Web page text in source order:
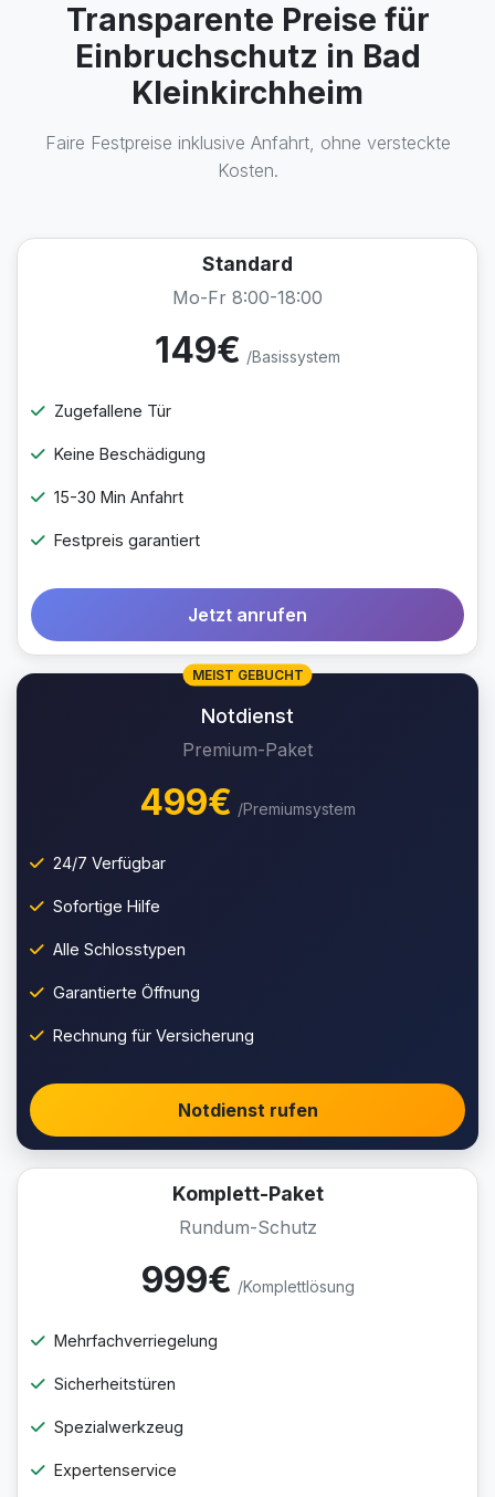
Transparente Preise für
Einbruchschutz in Bad
Kleinkirchheim
Faire Festpreise inklusive Anfahrt, ohne versteckte
Kosten.
Standard
Mo-Fr 8:00-18:00
149€ /Basissystem
Zugefallene Tür
Keine Beschädigung
15-30 Min Anfahrt
Festpreis garantiert
Jetzt anrufen
MEIST GEBUCHT
Notdienst
Premium-Paket
499€ /Premiumsystem
24/7 Verfügbar
Sofortige Hilfe
Alle Schlosstypen
Garantierte Öffnung
Rechnung für Versicherung
Notdienst rufen
Komplett-Paket
Rundum-Schutz
999€ /Komplettlösung
Mehrfachverriegelung
Sicherheitstüren
Spezialwerkzeug
Expertenservice